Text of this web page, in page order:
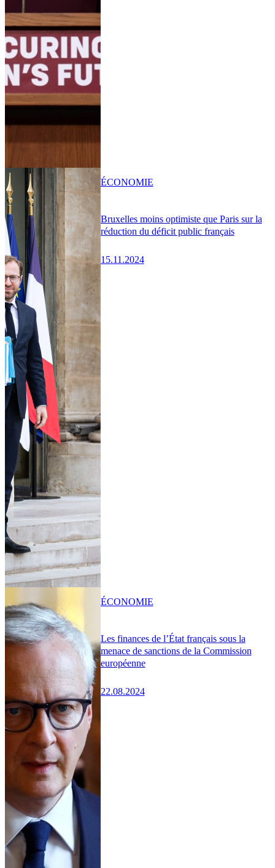
Bruxelles moins optimiste que Paris sur la
réduction du déficit public français
15.11.2024
ÉCONOMIE
Les finances de l’État français sous la
menace de sanctions de la Commission
européenne
22.08.2024
ÉCONOMIE